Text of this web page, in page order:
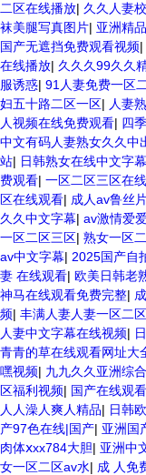
二区在线播放| 久久人妻
袜美腿写真图片| 亚洲精
国产无遮挡免费观看视频|
在线播放| 久久久99久久
服诱惑| 91人妻免费一区
妇五十路二区一区| 人妻
人视频在线免费观看| 四
中文有码人妻熟女久久中
站| 日韩熟女在线中文字幕
费观看| 一区二区三区在
区在线观看| 成人av鲁丝
久久中文字幕| av激情爱
一区二区三区| 熟女一区
av中文字幕| 2025国产自
妻 在线观看| 欧美日韩老
神马在线观看免费完整|
频| 丰满人妻人妻一区二
人妻中文字幕在线视频|
青青的草在线观看网址大
嘿视频| 九九久久亚洲综
区福利视频| 国产在线观
人人澡人爽人精品| 日韩
产97色在线|国产| 亚洲国
肉体ⅹxx784大胆| 亚洲中
女一区二区av水| 成 人免